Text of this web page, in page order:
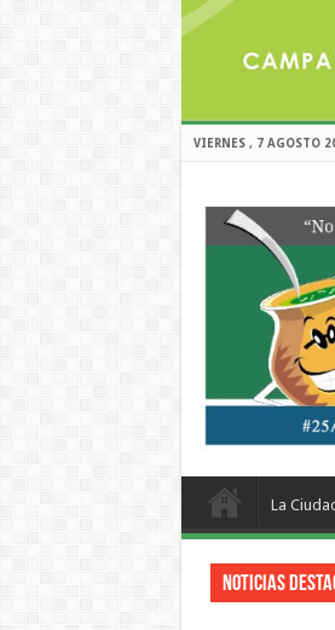
VIERNES , 7 AGOSTO
La
Noticias